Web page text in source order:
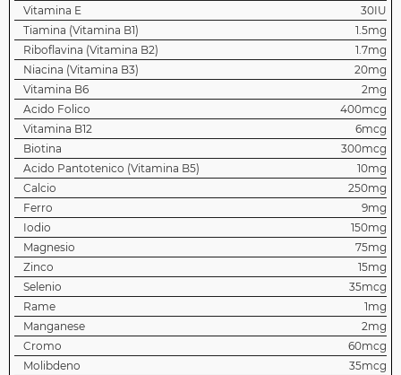
Vitamina E
30IU
Tiamina (Vitamina B1)
1.5mg
Riboflavina (Vitamina B2)
1.7mg
Niacina (Vitamina B3)
20mg
Vitamina B6
2mg
Acido Folico
400mcg
Vitamina B12
6mcg
Biotina
300mcg
Acido Pantotenico (Vitamina B5)
10mg
Calcio
250mg
Ferro
9mg
Iodio
150mg
Magnesio
75mg
Zinco
15mg
Selenio
35mcg
Rame
1mg
Manganese
2mg
Cromo
60mcg
Molibdeno
35mcg